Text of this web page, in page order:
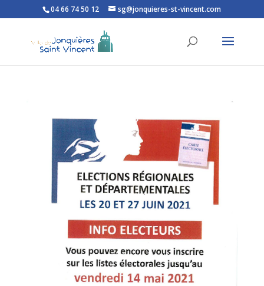
Ouvrir la barre d’outils
04 66 74 50 12 sg@jonquieres-st-vincent.com